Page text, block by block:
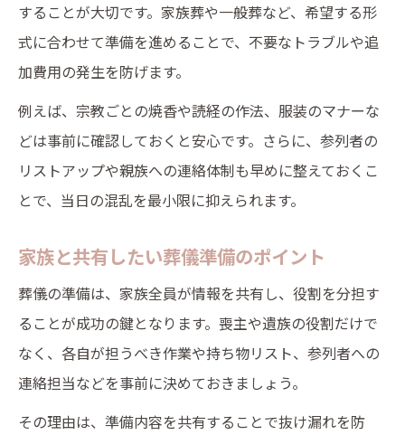
することが大切です。家族葬や一般葬など、希望する形
式に合わせて準備を進めることで、不要なトラブルや追
加費用の発生を防げます。
例えば、宗教ごとの焼香や読経の作法、服装のマナーな
どは事前に確認しておくと安心です。さらに、参列者の
リストアップや親族への連絡体制も早めに整えておくこ
とで、当日の混乱を最小限に抑えられます。
家族と共有したい葬儀準備のポイント
葬儀の準備は、家族全員が情報を共有し、役割を分担す
ることが成功の鍵となります。喪主や遺族の役割だけで
なく、各自が担うべき作業や持ち物リスト、参列者への
連絡担当などを事前に決めておきましょう。
その理由は、準備内容を共有することで抜け漏れを防